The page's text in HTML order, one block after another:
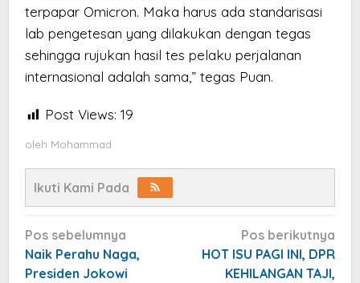
terpapar Omicron. Maka harus ada standarisasi
lab pengetesan yang dilakukan dengan tegas
sehingga rujukan hasil tes pelaku perjalanan
internasional adalah sama,” tegas Puan.
Post Views: 19
oleh Mohammad
Ikuti Kami Pada
Navigasi
pos
Pos sebelumnya
Naik Perahu Naga,
Presiden Jokowi
Pos berikutnya
HOT ISU PAGI INI, DPR
KEHILANGAN TAJI,